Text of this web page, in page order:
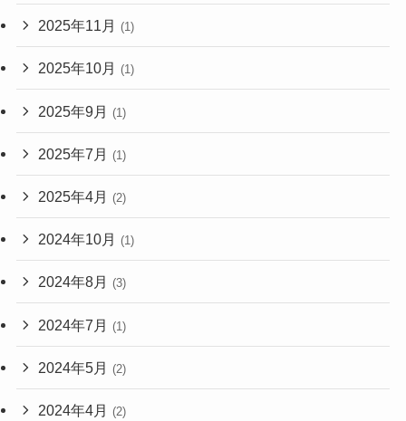
2025年11月 (1)
2025年10月 (1)
2025年9月 (1)
2025年7月 (1)
2025年4月 (2)
2024年10月 (1)
2024年8月 (3)
2024年7月 (1)
2024年5月 (2)
2024年4月 (2)